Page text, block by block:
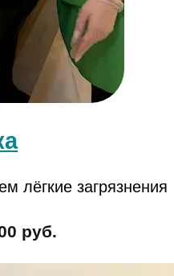
лёгкие загрязнения
руб.